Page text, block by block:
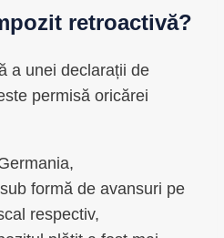
retroactivă?
a unei declarații de
permisă oricărei
formă de avansuri pe
respectiv,